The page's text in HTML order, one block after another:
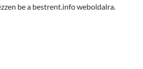
be a bestrent.info weboldalra.